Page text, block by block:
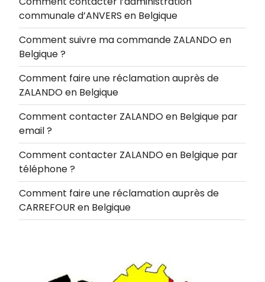
communale d’ANVERS en Belgique
Comment suivre ma commande ZALANDO en
Belgique ?
Comment faire une réclamation auprès de
ZALANDO en Belgique
Comment contacter ZALANDO en Belgique par
email ?
Comment contacter ZALANDO en Belgique par
téléphone ?
Comment faire une réclamation auprès de
CARREFOUR en Belgique